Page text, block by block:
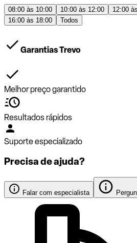
08:00 às 10:00 10:00 às 12:00 12:00
16:00 às 18:00
Todos
Garantias Trevo
Melhor preço garantido
Resultados rápidos
Suporte especializado
Precisa de ajuda?
Falar com especialista